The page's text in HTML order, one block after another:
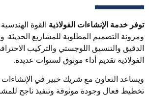
توفر خدمة الإنشاءات الفولاذية القوة
ومرونة التصميم المطلوبة للمشاريع الحديثة.
الدقيق والتنسيق اللوجستي والتركيب
الفولاذية تقديم أداء موثوق لسنوات عديدة.
ويساعد التعاون مع شريك خبير في
تخطيط فعال وجودة موثوقة وتنفيذ ناجح